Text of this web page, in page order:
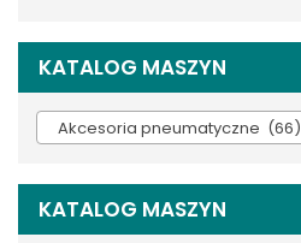
KATALOG MASZYN
Akcesoria pneumatyczne (66)
KATALOG MASZYN